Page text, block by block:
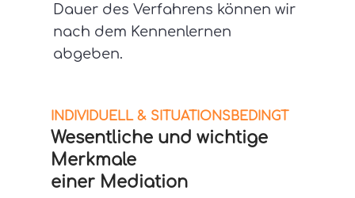
Dauer des Verfahrens können wir
nach dem Kennenlernen
abgeben.
INDIVIDUELL & SITUATIONSBEDINGT
Wesentliche und wichtige
Merkmale
einer Mediation